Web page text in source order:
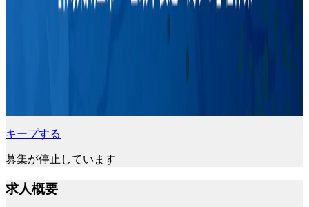
キープする
募集が停止しています
求人概要